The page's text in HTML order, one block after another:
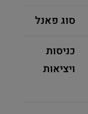
סוג פאנל
כניסות
ויציאות